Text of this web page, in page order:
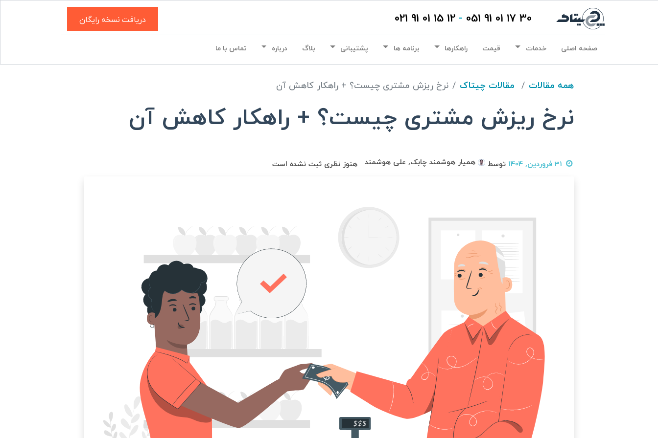
30 17 01 91 051
-
12 15 01 91 021 دریافت نسخه رایگان
صفحه اصلی خدمات قیمت راهکارها برنامه ها پشتیبانی بلاگ درباره تماس با ما
همه مقالات مقالات چیتاک نرخ ریزش مشتری چیست؟ + راهکار کاهش آن
نرخ ریزش مشتری چیست؟ + راهکار کاهش آن
31 فروردین, 1404 توسط همیار هوشمند چابک, علی هوشمند هنوز نظری ثبت نشده است